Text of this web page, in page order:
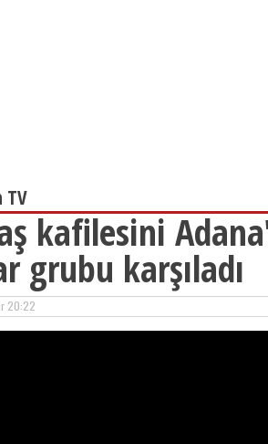
TV
kafilesini
grubu karşıladı
20:22